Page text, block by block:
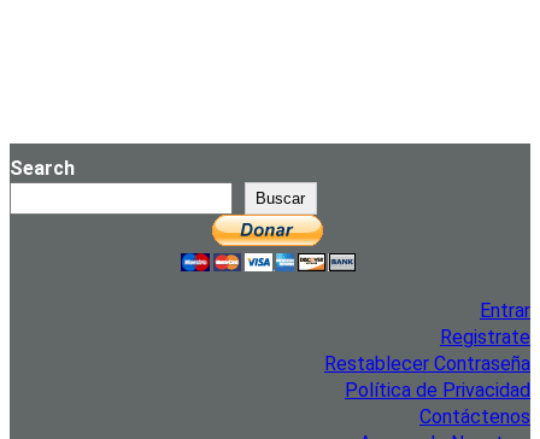
Search
Buscar
Entrar
Registrate
Restablecer Contraseña
Política de Privacidad
Contáctenos